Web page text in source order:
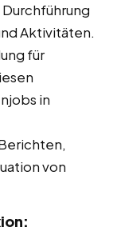
Durchführung
Aktivitäten.
für
in
von